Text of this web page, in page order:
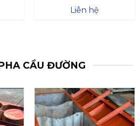
Được xếp
5
Liên hệ
CẦU ĐƯỜNG